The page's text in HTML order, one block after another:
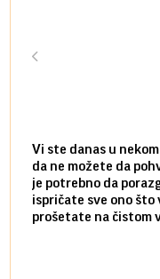
Vi ste danas u
da ne možete da
je potrebno da
ispričate sve ono što
prošetate na čistom